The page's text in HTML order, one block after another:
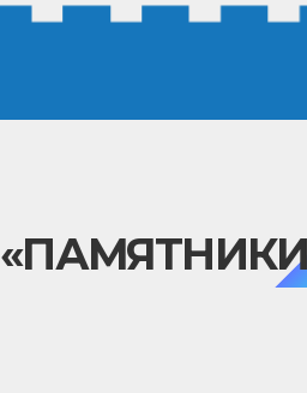
«ПАМЯТНИКИ»